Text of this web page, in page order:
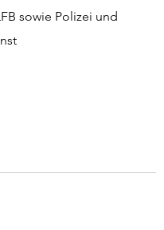
sowie Polizei und